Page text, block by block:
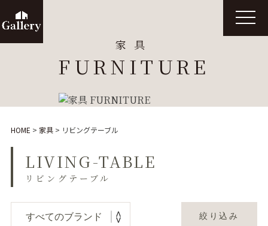
家具
FURNITURE
t
o
g
HOME > 家具> リビングテーブル
LIVING-TABLE
リビングテーブル